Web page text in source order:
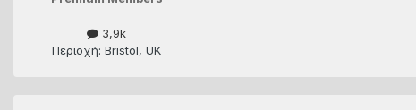
3,9k
Περιοχή: Bristol, UK